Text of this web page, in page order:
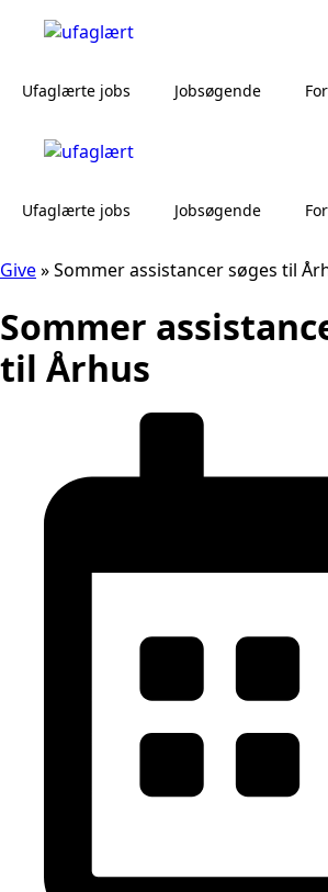
Ufaglærte jobs Jobsøgende
Ufaglærte jobs Jobsøgende
Give»Sommer assistancer søges til
Sommer
til Århus